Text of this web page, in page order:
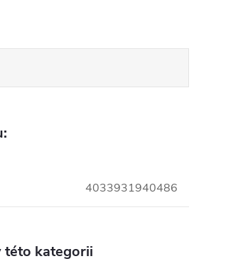
4033931940486
této kategorii